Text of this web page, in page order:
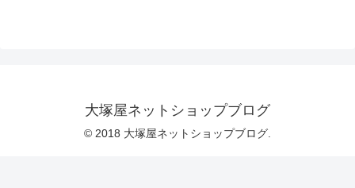
だいま進行中です。これより、企画デザ
イナーさんからの情報を添えながらデザ
インをご覧くださいませ。（本生産前の
小さな生地サ
大塚屋ネットショップブログ
© 2018 大塚屋ネットショップブログ.